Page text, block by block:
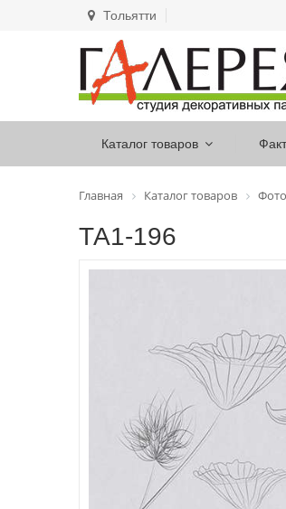
Тольятти
Каталог товаров
Главная Каталог товаров
ТА1-196